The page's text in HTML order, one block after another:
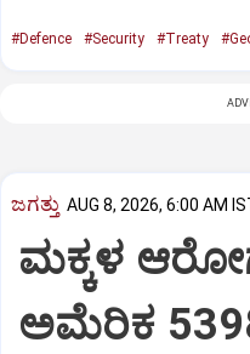
#Defence #Security #Treaty
ಜಗತ್ತು AUG 8, 2026, 6:00 AM
ಮಕ್ಕಳ
ಅಮೆರಿಕ